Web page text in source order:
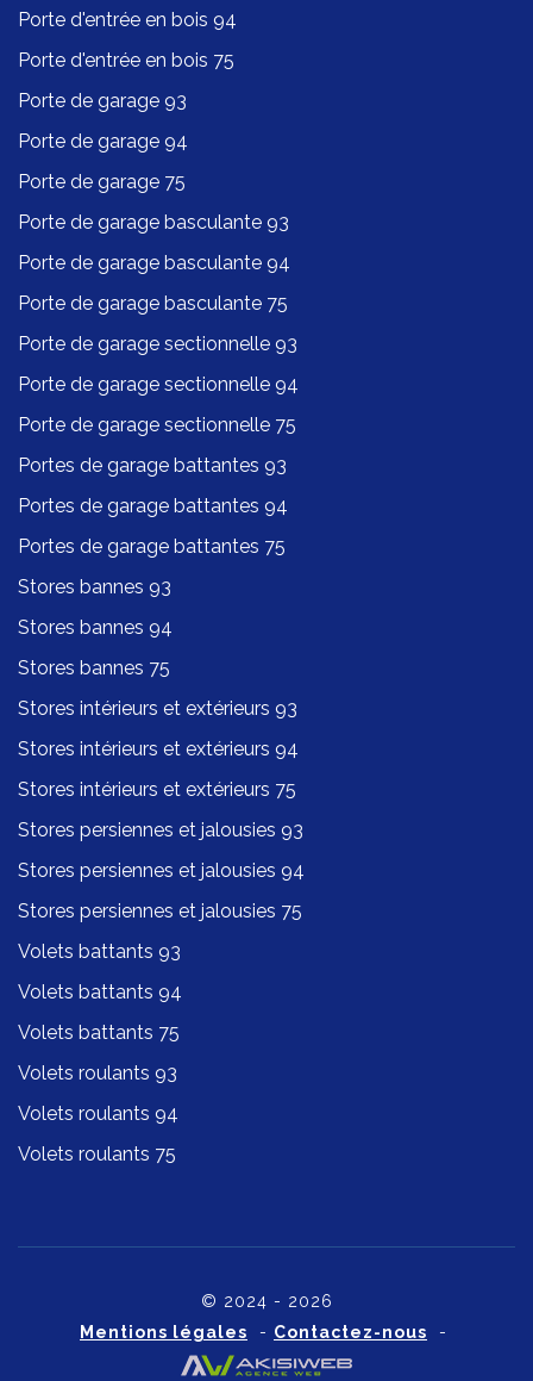
Porte d'entrée en bois 94
Porte d'entrée en bois 75
Porte de garage 93
Porte de garage 94
Porte de garage 75
Porte de garage basculante 93
Porte de garage basculante 94
Porte de garage basculante 75
Porte de garage sectionnelle 93
Porte de garage sectionnelle 94
Porte de garage sectionnelle 75
Portes de garage battantes 93
Portes de garage battantes 94
Portes de garage battantes 75
Stores bannes 93
Stores bannes 94
Stores bannes 75
Stores intérieurs et extérieurs 93
Stores intérieurs et extérieurs 94
Stores intérieurs et extérieurs 75
Stores persiennes et jalousies 93
Stores persiennes et jalousies 94
Stores persiennes et jalousies 75
Volets battants 93
Volets battants 94
Volets battants 75
Volets roulants 93
Volets roulants 94
Volets roulants 75
© 2024 - 2026
Mentions légales - Contactez-nous -